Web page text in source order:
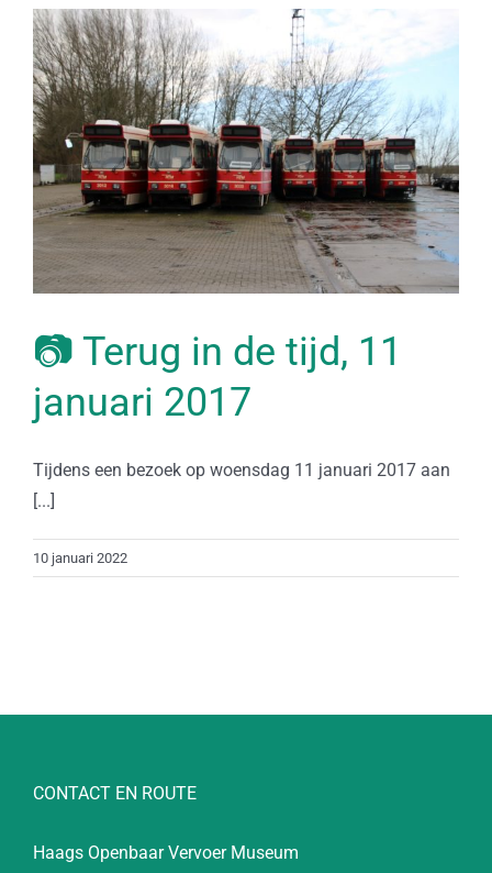
📷 Terug in de tijd, 11
januari 2017
Tijdens een bezoek op woensdag 11 januari 2017 aan
[...]
10 januari 2022
CONTACT EN ROUTE
Haags Openbaar Vervoer Museum